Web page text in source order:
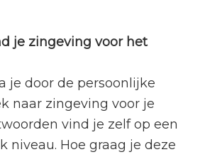
je zingeving voor het
je door de persoonlijke
naar zingeving voor je
vind je zelf op een
niveau. Hoe graag je deze